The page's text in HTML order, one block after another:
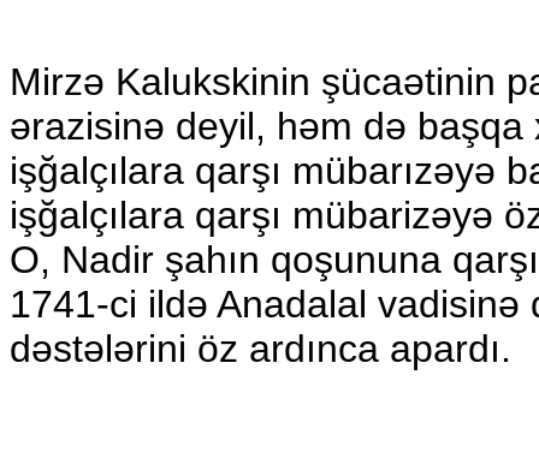
Mirzə Kalukskinin şücaətinin
ərazisinə deyil, həm də başqa
işğalçılara qarşı mübarızəyə
işğalçılara qarşı mübarizəyə
O, Nadir şahın qoşununa
1741-ci ildə Anadalal vadisinə
dəstələrini öz ardınca apardı.